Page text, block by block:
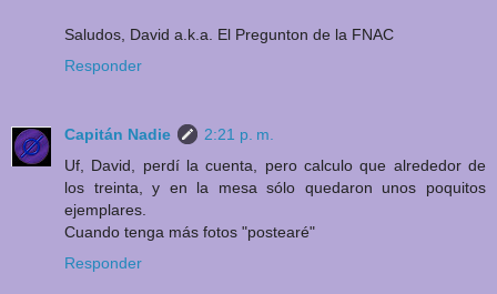
Saludos, David a.k.a. El Pregunton de la FNAC
Responder
Capitán Nadie
2:21 p. m.
Uf, David, perdí la cuenta, pero calculo que alrededor de
los treinta, y en la mesa sólo quedaron unos poquitos
ejemplares.
Cuando tenga más fotos "postearé"
Responder